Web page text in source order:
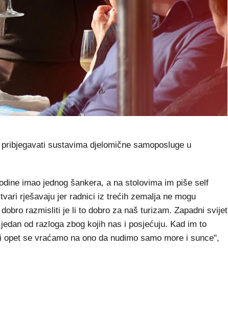
sustavima djelomične samoposluge u
imao jednog šankera, a na stolovima im piše self
rješavaju jer radnici iz trećih zemalja ne mogu
razmisliti je li to dobro za naš turizam. Zapadni svijet
od razloga zbog kojih nas i posjećuju. Kad im to
se vraćamo na ono da nudimo samo more i sunce",